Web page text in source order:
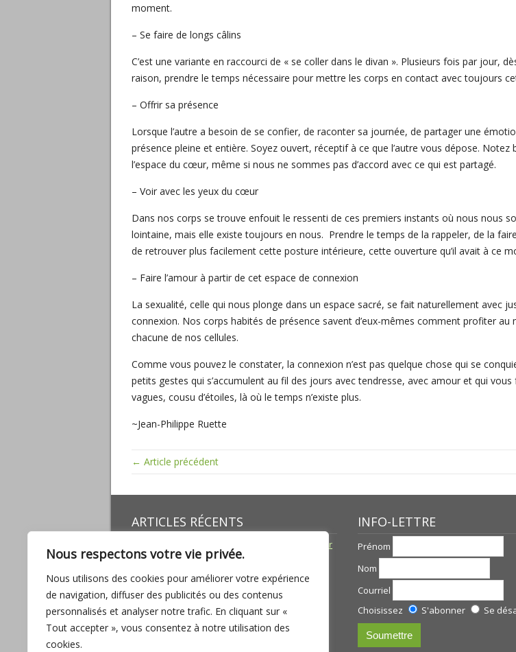
Nous respectons votre vie privée.
Nous utilisons des cookies pour améliorer votre expérience
de navigation, diffuser des publicités ou des contenus
personnalisés et analyser notre trafic. En cliquant sur «
Tout accepter », vous consentez à notre utilisation des
cookies.
moment.
– Se faire de longs câlins
C’est une variante en raccourci de « se coller dans le divan ». Plusieurs fois par jour,
raison, prendre le temps nécessaire pour mettre les corps en contact avec toujours
– Offrir sa présence
Lorsque l’autre a besoin de se confier, de raconter sa journée, de partager une
présence pleine et entière. Soyez ouvert, réceptif à ce que l’autre vous dépose. Notez
l’espace du cœur, même si nous ne sommes pas d’accord avec ce qui est partagé.
– Voir avec les yeux du cœur
Dans nos corps se trouve enfouit le ressenti de ces premiers instants où nous nous
lointaine, mais elle existe toujours en nous. Prendre le temps de la rappeler, de la
de retrouver plus facilement cette posture intérieure, cette ouverture qu’il avait à ce
– Faire l’amour à partir de cet espace de connexion
La sexualité, celle qui nous plonge dans un espace sacré, se fait naturellement avec
connexion. Nos corps habités de présence savent d’eux-mêmes comment profiter
chacune de nos cellules.
Comme vous pouvez le constater, la connexion n’est pas quelque chose qui se
petits gestes qui s’accumulent au fil des jours avec tendresse, avec amour et qui
vagues, cousu d’étoiles, là où le temps n’existe plus.
~Jean-Philippe Ruette
← Article précédent
ARTICLES RÉCENTS
Miracles, mathématiques sacrées, baigné par
son amour
L’UNION, promesse d’ABONDANCE pour
l’humanité
Entre fantasmes et réalité
Interview avec Lilou Macé
INFO-LETTRE
Prénom
Nom
Courriel
Choisissez
S'abonner Se